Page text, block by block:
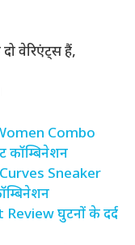
वेरिएंट्स हैं,
Combo
कॉम्बिनेशन
Sneaker
घुटनों के दर्द